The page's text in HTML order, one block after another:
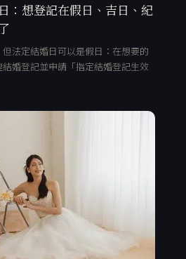
：想登記在假日、吉日、紀
法定結婚日可以是假日：在想要的
婚登記並申請「指定結婚登記生效